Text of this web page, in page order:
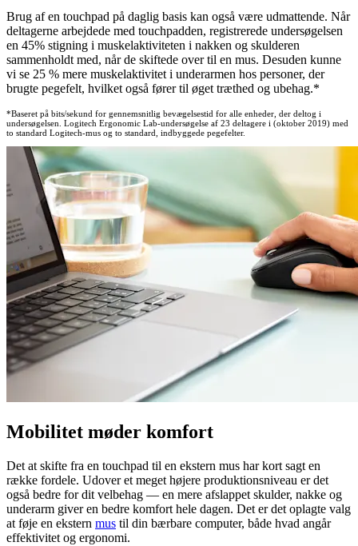
Brug af en touchpad på daglig basis kan også være udmattende. Når
deltagerne arbejdede med touchpadden, registrerede undersøgelsen
en 45% stigning i muskelaktiviteten i nakken og skulderen
sammenholdt med, når de skiftede over til en mus. Desuden kunne
vi se 25 % mere muskelaktivitet i underarmen hos personer, der
brugte pegefelt, hvilket også fører til øget træthed og ubehag.*
*Baseret på bits/sekund for gennemsnitlig bevægelsestid for alle enheder, der deltog i
undersøgelsen. Logitech Ergonomic Lab-undersøgelse af 23 deltagere i (oktober 2019) med
to standard Logitech-mus og to standard, indbyggede pegefelter.
Mobilitet møder komfort
Det at skifte fra en touchpad til en ekstern mus har kort sagt en
række fordele. Udover et meget højere produktionsniveau er det
også bedre for dit velbehag — en mere afslappet skulder, nakke og
underarm giver en bedre komfort hele dagen. Det er det oplagte valg
at føje en ekstern mus til din bærbare computer, både hvad angår
effektivitet og ergonomi.